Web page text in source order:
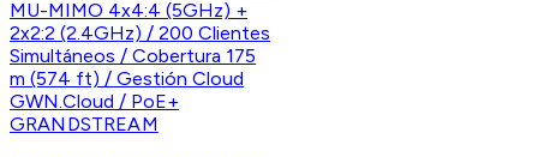
GRANDSTREAM